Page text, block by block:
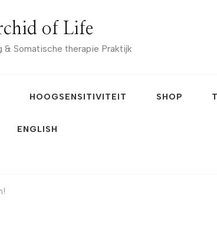
of Life
& Somatische therapie Praktijk
HOOGSENSITIVITEIT SHOP
ENGLISH